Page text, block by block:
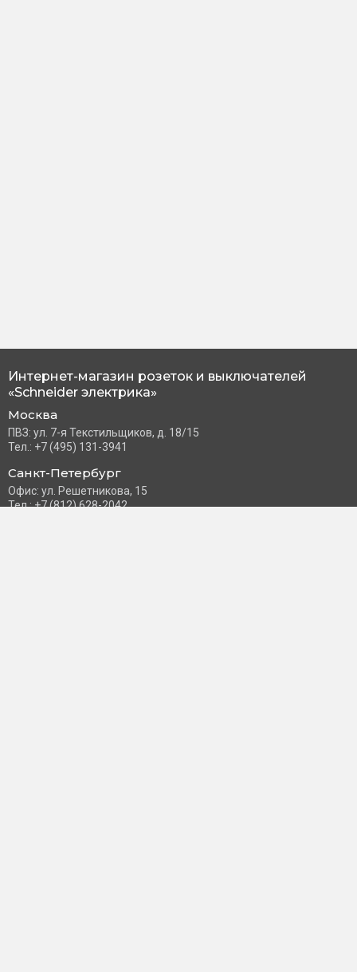
Интернет-магазин розеток и выключателей
«Schneider электрика»
Москва
ПВЗ: ул. 7-я Текстильщиков, д. 18/15
Тел.: +7 (495) 131-3941
Санкт-Петербург
Офис: ул. Решетникова, 15
Тел.: +7 (812) 628-2042